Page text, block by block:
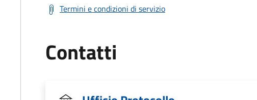
Termini e condizioni di servizio
Contatti